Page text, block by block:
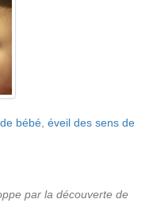
bébé éveil des sens de
par la découverte de